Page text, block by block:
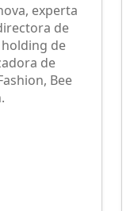
experta
de
de
de
Bee